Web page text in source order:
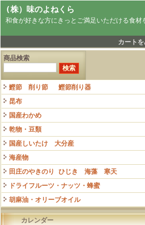
(株）味のよねくら
和食が好きな方にきっとご満足いただける食材
カート
商品検索
鰹節 削り節 鰹節削り器
昆布
国産わかめ
乾物・豆類
国産しいたけ 大分産
海産物
田庄のやきのり ひじき 海藻 寒天
ドライフルーツ・ナッツ・蜂蜜
胡麻油・オリーブオイル
カレンダー